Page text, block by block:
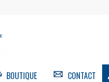
BOUTIQUE CONTACT